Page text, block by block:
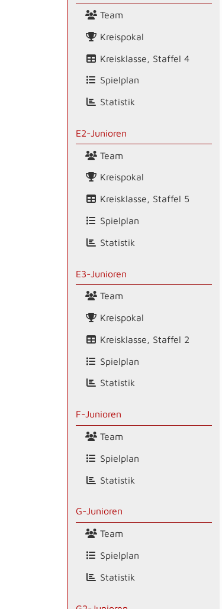
Team
Kreispokal
Kreisklasse, Staffel 4
Spielplan
Statistik
E2-Junioren
Team
Kreispokal
Kreisklasse, Staffel 5
Spielplan
Statistik
E3-Junioren
Team
Kreispokal
Kreisklasse, Staffel 2
Spielplan
Statistik
F-Junioren
Team
Spielplan
Statistik
G-Junioren
Team
Spielplan
Statistik